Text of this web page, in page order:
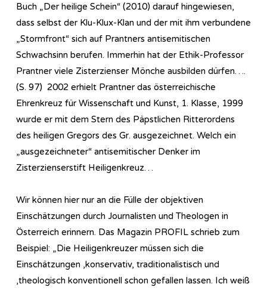
Buch „Der heilige Schein“ (2010) darauf hingewiesen,
dass selbst der Klu-Klux-Klan und der mit ihm verbundene
„Stormfront“ sich auf Prantners antisemitischen
Schwachsinn berufen. Immerhin hat der Ethik-Professor
Prantner viele Zisterzienser Mönche ausbilden dürfen….
(S. 97) 2002 erhielt Prantner das österreichische
Ehrenkreuz für Wissenschaft und Kunst, 1. Klasse, 1999
wurde er mit dem Stern des Päpstlichen Ritterordens
des heiligen Gregors des Gr. ausgezeichnet. Welch ein
„ausgezeichneter“ antisemitischer Denker im
Zisterzienserstift Heiligenkreuz…
Wir können hier nur an die Fülle der objektiven
Einschätzungen durch Journalisten und Theologen in
Österreich erinnern. Das Magazin PROFIL schrieb zum
Beispiel: „Die Heiligenkreuzer müssen sich die
Einschätzungen ,konservativ, traditionalistisch und
,theologisch konventionell schon gefallen lassen. Ich weiß